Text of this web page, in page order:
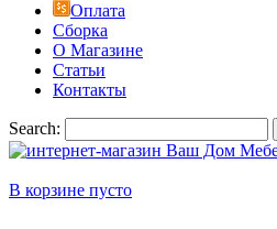
Оплата
Сборка
О Магазине
Статьи
Контакты
Search:
В корзине пусто